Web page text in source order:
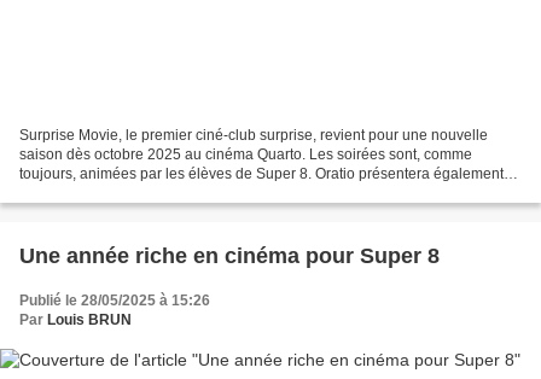
Surprise Movie, le premier ciné-club surprise, revient pour une nouvelle
saison dès octobre 2025 au cinéma Quarto. Les soirées sont, comme
toujours, animées par les élèves de Super 8. Oratio présentera également
Une année riche en cinéma pour Super 8
Publié le 28/05/2025 à 15:26
Par Louis BRUN